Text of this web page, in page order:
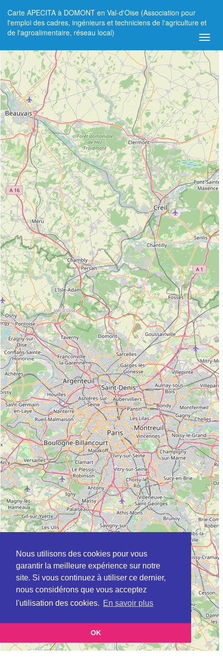
Nous utilisons des cookies pour vous
garantir la meilleure expérience sur notre
site. Si vous continuez à utiliser ce dernier,
nous considérons que vous acceptez
l'utilisation des cookies. En savoir plus
OK
Carte APECITA à DOMONT en Val-d'Oise (Association pour
l'emploi des cadres, ingénieurs et techniciens de l'agriculture et
de l'agroalimentaire, réseau local)
+
−